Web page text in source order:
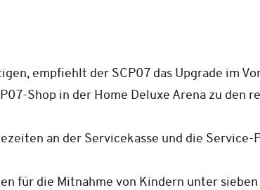
empfiehlt der SCP07 das Upgrade im
Shop in der Home Deluxe Arena zu den
an der Servicekasse und die Service-
für die Mitnahme von Kindern unter